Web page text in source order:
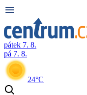
pátek 7. 8.
pá 7. 8.
24°C